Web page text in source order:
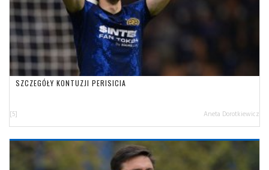
SZCZEGÓŁY KONTUZJI PERISICIA
[5] Aneta Dorotkiewicz